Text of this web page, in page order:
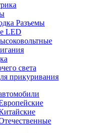
Разъемы
LED
света
прикуривания